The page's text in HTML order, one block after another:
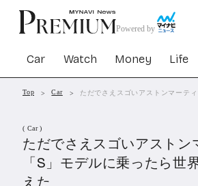
Powered by
Car Watch Money Life
Car Watch
PR
Top Car ただでさえスゴいアストンマーテ
( Car )
ただでさえスゴいアストン
「S」モデルに乗ったら世
えた